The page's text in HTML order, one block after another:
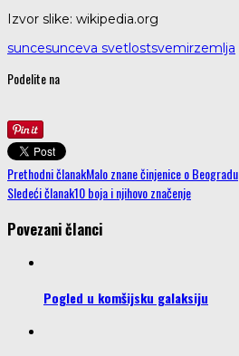
Izvor slike: wikipedia.org
suncesunceva svetlostsvemirzemlja
Podelite na
Prethodni članakMalo znane činjenice o Beogradu
Sledeći članak10 boja i njihovo značenje
Povezani članci
Pogled u komšijsku galaksiju